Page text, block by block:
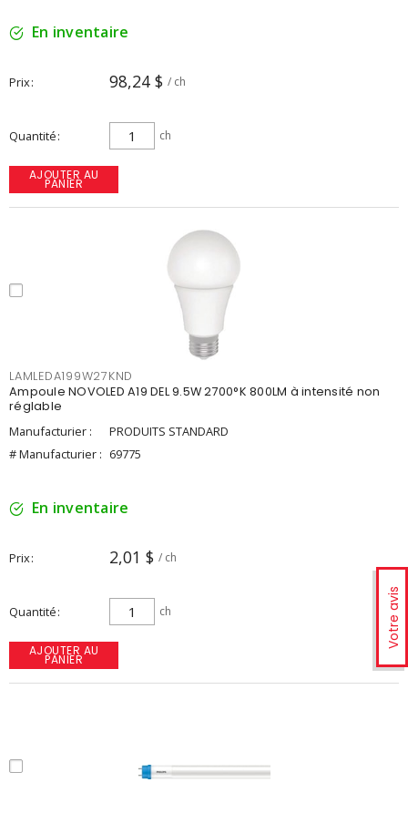
Votre avis
En inventaire
Prix 98,24 $ / ch
Quantité ch
AJOUTER AU
PANIER
LAMLEDA199W27KND
Ampoule NOVOLED A19 DEL 9.5W 2700°K 800LM à intensité non
réglable
Manufacturier :
PRODUITS STANDARD
# Manufacturier : 69775
En inventaire
Prix 2,01 $ / ch
Quantité ch
AJOUTER AU
PANIER